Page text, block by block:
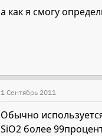
а как я смогу
1 Сентябрь 2011
Обычно
SiO2 более